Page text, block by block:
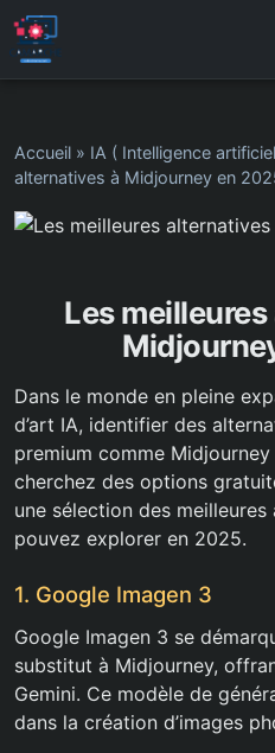
Accueil » IA ( Intelligence
alternatives à Midjourney en
Les
Dans le monde en pleine
d’art IA, identifier des
premium comme
cherchez des options
une sélection des
pouvez explorer en 2025.
1. Google Imagen 3
Google Imagen 3 se
substitut à Midjourney,
Gemini. Ce modèle de
dans la création d’images